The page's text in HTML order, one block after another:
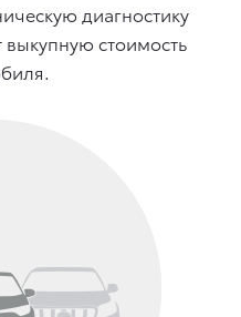
диагностику
стоимость